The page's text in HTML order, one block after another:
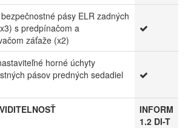
pásy ELR zadných
s predpínačom a
záťaže (x2)
horné úchyty
pásov predných sedadiel
INFORM
1.2 DI-T